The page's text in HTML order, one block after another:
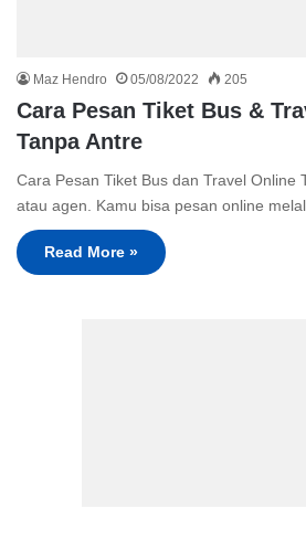
Maz Hendro 05/08/2022 205
Cara Pesan Tiket Bus &
Tanpa Antre
Cara Pesan Tiket Bus dan Travel Online
atau agen. Kamu bisa pesan online
Read More »